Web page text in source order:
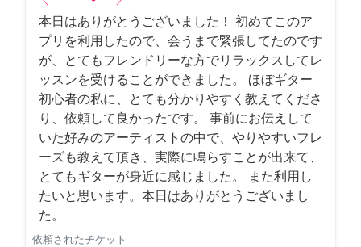
本日はありがとうございました！ 初めてこのア
プリを利用したので、会うまで緊張してたのです
が、とてもフレンドリーな方でリラックスしてレ
ッスンを受けることができました。 ほぼギター
初心者の私に、とても分かりやすく教えてくださ
り、依頼して良かったです。 事前にお伝えして
いた好みのアーティストの中で、やりやすいフレ
ーズも教えて頂き、実際に鳴らすことが出来て、
とてもギターが身近に感じました。 また利用し
たいと思います。本日はありがとうございまし
た。
依頼されたチケット